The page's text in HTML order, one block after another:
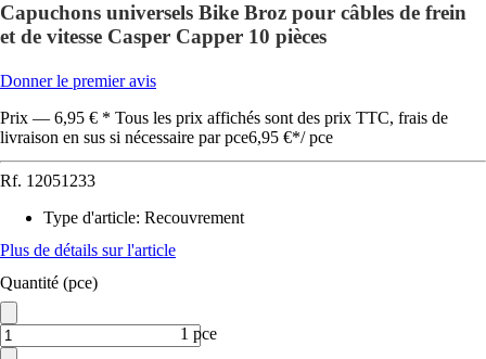
Capuchons universels Bike Broz pour câbles de frein
et de vitesse Casper Capper 10 pièces
Donner le premier avis
Prix — 6,95 € * Tous les prix affichés sont des prix TTC, frais de
livraison en sus si nécessaire par pce6,95 €*/ pce
Rf. 12051233
Type d'article: Recouvrement
Plus de détails sur l'article
Quantité (pce)
1 pce